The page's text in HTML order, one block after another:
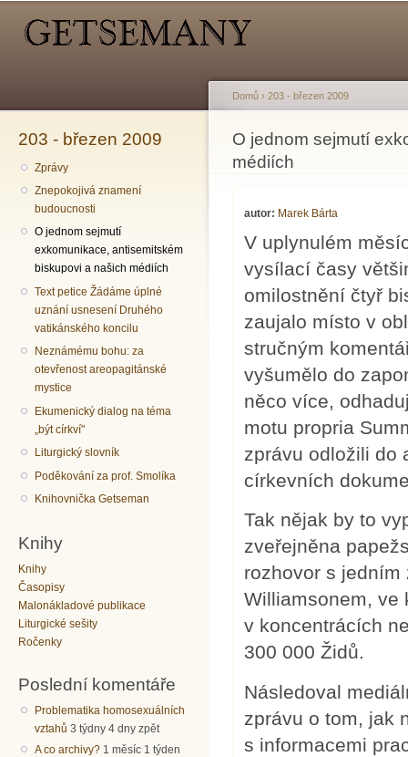
203 - březen 2009
Zprávy
Znepokojivá znamení
budoucnosti
O jednom sejmutí
exkomunikace, antisemitském
biskupovi a našich médiích
Text petice Žádáme úplné
uznání usnesení Druhého
vatikánského koncilu
Neznámému bohu: za
otevřenost areopagitánské
mystice
Ekumenický dialog na téma
„být církví"
Liturgický slovník
Poděkování za prof. Smolíka
Knihovnička Getseman
Knihy
Knihy
Časopisy
Malonákladové publikace
Liturgické sešity
Ročenky
Poslední komentáře
Problematika homosexuálních
vztahů 3 týdny 4 dny zpět
A co archivy? 1 měsíc 1 týden
Jste zde
Domů › 203 - březen 2009
O jednom sejmutí
médiích
autor: Marek Bárta
V uplynulém
vysílací časy
omilostnění čtyř
zaujalo místo v
stručným
vyšumělo do
něco více,
motu propria
zprávu odložili do
církevních
Tak nějak by to
zveřejněna
rozhovor s jedním
Williamsonem, ve
v koncentrácích
300 000 Židů.
Následoval
zprávu o tom, jak
s informacemi